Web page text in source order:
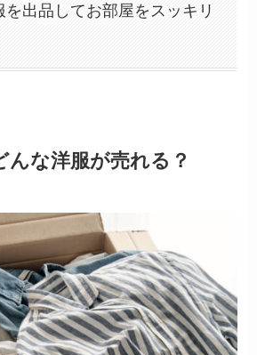
を出品してお部屋をスッキリ
んな洋服が売れる？